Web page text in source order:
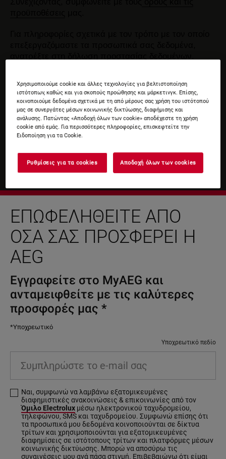
ΕΠΩΦΕΛΗΘΕΊΤΕ ΑΠΌ
ΌΣΑ ΣΑΣ ΠΡΟΣΦΈΡΕΙ Η
AEG
Εγγραφείτε στο MyAEG και
ανταμειφθείτε με τις καλύτερες
προσφορές μας *
*Υποχρεωτικό
Υποχρεωτικό πεδίο
Ναι, συμφωνώ να λαμβάνω εξατομικευμένες
διαφημιστικές ανακοινώσεις & επικοινωνίες από τον
Όμιλο Electrolux μέσω ηλεκτρονικού ταχυδρομείου,
τηλεφώνου, SMS και ταχυδρομείου. Συμφωνώ επίσης ότι
τα προσωπικά μου δεδομένα κοινοποιούνται σε δίκτυα
τρίτων και χρησιμοποιούνται για εξατομικευμένες
διαφημίσεις σε ιστότοπους τρίτων και πλατφόρμες μέσων
κοινωνικής δικτύωσης. Μπορώ να αποσύρω τις
συναινέσεις μου ανά πάσα στιγμή. Επιβεβαιώνω ότι είμαι
Χρησιμοποιούμε cookie και άλλες τεχνολογίες για βελτιστοποίηση
ιστότοπων, καθώς και για σκοπούς προώθησης και μάρκετινγκ. Επίσης,
κοινοποιούμε δεδομένα σχετικά με τη από μέρους σας χρήση του ιστότοπού
μας σε συνεργάτες μέσων κοινωνικής δικτύωσης, διαφήμισης και
ανάλυσης. Πατώντας «Αποδοχή όλων των cookie» αποδέχεστε τη χρήση
cookie από εμάς. Για περισσότερες πληροφορίες, επισκεφτείτε την
Ειδοποίηση για τα Cookie.
Ρυθμίσεις για τα cookies Αποδοχή όλων των cookies